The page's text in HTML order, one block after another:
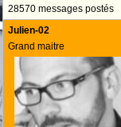
28570 messages postés
Julien-02
Grand maitre